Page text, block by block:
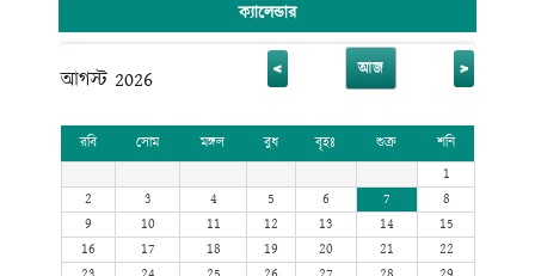
ক্যালেন্ডার
আগস্ট 2026 < আজ >
রবি সোম মঙ্গল বুধ বৃহঃ শুক্র
শনি
1
2
3 4 5 6 7
8
9
10 11 12 13 14
15
16
17 18 19 20 21
22